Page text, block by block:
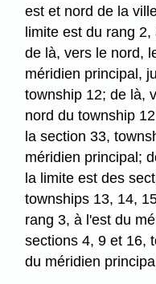
est et nord de la
limite est du rang
de là, vers le nord,
méridien principal,
township 12; de là,
nord du township
la section 33,
méridien principal;
la limite est des
townships 13, 14,
rang 3, à l'est du
sections 4, 9 et 16,
du méridien